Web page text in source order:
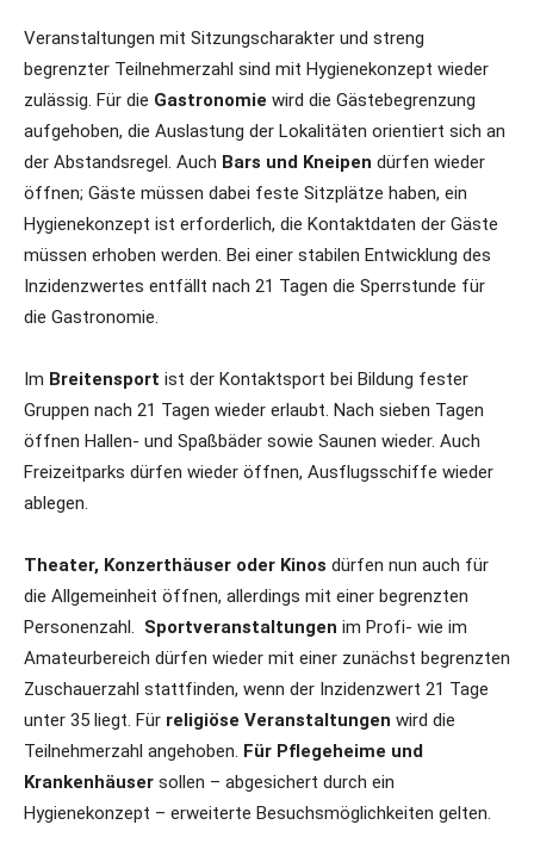
Veranstaltungen mit Sitzungscharakter und streng
begrenzter Teilnehmerzahl sind mit Hygienekonzept wieder
zulässig. Für die Gastronomie wird die Gästebegrenzung
aufgehoben, die Auslastung der Lokalitäten orientiert sich an
der Abstandsregel. Auch Bars und Kneipen dürfen wieder
öffnen; Gäste müssen dabei feste Sitzplätze haben, ein
Hygienekonzept ist erforderlich, die Kontaktdaten der Gäste
müssen erhoben werden. Bei einer stabilen Entwicklung des
Inzidenzwertes entfällt nach 21 Tagen die Sperrstunde für
die Gastronomie.
Im Breitensport ist der Kontaktsport bei Bildung fester
Gruppen nach 21 Tagen wieder erlaubt. Nach sieben Tagen
öffnen Hallen- und Spaßbäder sowie Saunen wieder. Auch
Freizeitparks dürfen wieder öffnen, Ausflugsschiffe wieder
ablegen.
Theater, Konzerthäuser oder Kinos dürfen nun auch für
die Allgemeinheit öffnen, allerdings mit einer begrenzten
Personenzahl. Sportveranstaltungen im Profi- wie im
Amateurbereich dürfen wieder mit einer zunächst begrenzten
Zuschauerzahl stattfinden, wenn der Inzidenzwert 21 Tage
unter 35 liegt. Für religiöse Veranstaltungen wird die
Teilnehmerzahl angehoben. Für Pflegeheime und
Krankenhäuser sollen – abgesichert durch ein
Hygienekonzept – erweiterte Besuchsmöglichkeiten gelten.